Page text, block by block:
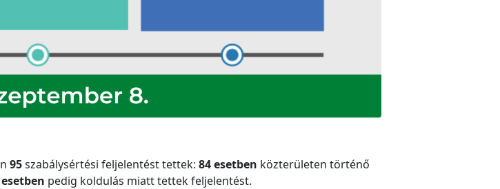
95szabálysértési feljelentést tettek: 84 esetben közterületen történő
pedig koldulás miatt tettek feljelentést.